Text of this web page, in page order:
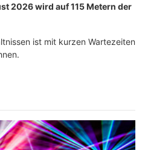
2026 wird auf 115 Metern der
ist mit kurzen Wartezeiten